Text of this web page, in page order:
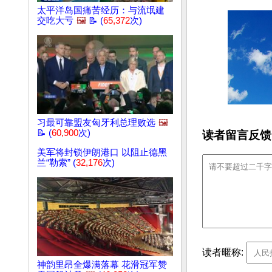
太平洋岛国痛苦经历：与流氓建
交吃大亏 🖼️ 📝 (65,372次)
习最可靠盟友匈牙利总理败选 🖼️
📝 (60,900次)
美军将封锁伊朗港口 以阻止德黑
兰“勒索” (32,176次)
神韵里昂全爆满落幕 花滑冠军赞
读者留言反
读者暱称: